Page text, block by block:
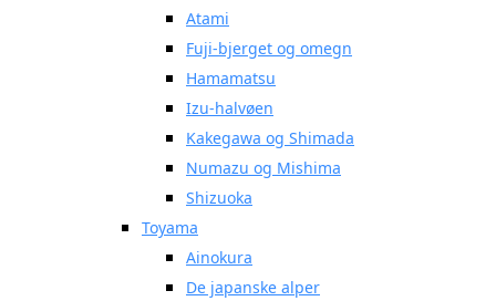
Atami
Fuji-bjerget og omegn
Hamamatsu
Izu-halvøen
Kakegawa og Shimada
Numazu og Mishima
Shizuoka
Toyama
Ainokura
De japanske alper